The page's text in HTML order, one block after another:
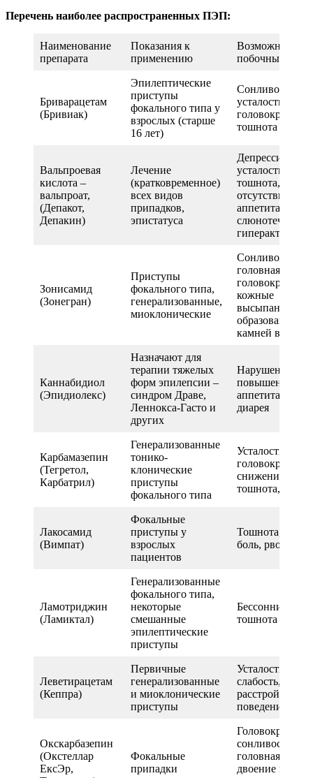
Перечень наиболее распространенных ПЭП:
Наименование
препарата
Показания к
применению
Возможные
побочные
Бриварацетам
(Бривиак)
Эпилептические
приступы
фокального типа у
взрослых (старше
16 лет)
Сонливость,
усталость,
тошнота
Вальпроевая
кислота –
вальпроат,
(Депакот,
Депакин)
Лечение
(кратковременное)
всех видов
припадков,
эпистатуса
Депрессия,
усталость,
тошнота,
отсутствие
аппетита. Дети
слюнотечение,
Зонисамид
(Зонегран)
Приступы
фокального типа,
генерализованные,
миоклонические
Сонливость,
головная боль,
кожные
высыпания,
образование
камней в
Каннабидиол
(Эпидиолекс)
Назначают для
терапии тяжелых
форм эпилепсии –
синдром Драве,
Леннокса-Гасто и
других
Нарушения сна,
повышение
аппетита,
диарея
Карбамазепин
(Тегретол,
Карбатрил)
Генерализованные
тонико-
клонические
приступы
фокального типа
Усталость,
снижение
тошнота, сыпь
Лакосамид
(Вимпат)
Фокальные
приступы у
взрослых
пациентов
Тошнота,
боль, рвота
Ламотриджин
(Ламиктал)
Генерализованные
фокального типа,
некоторые
смешанные
эпилептические
приступы
Бессонница,
тошнота
Леветирацетам
(Кеппра)
Первичные
генерализованные
и миоклонические
приступы
Усталость,
слабость,
расстройства
поведения
Окскарбазепин
(Окстеллар
ЕксЭр,
Фокальные
припадки
сонливость,
головная боль,
двоение в